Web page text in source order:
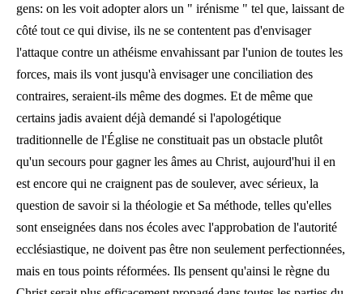
gens: on les voit adopter alors un " irénisme " tel que, laissant de
côté tout ce qui divise, ils ne se contentent pas d'envisager
l'attaque contre un athéisme envahissant par l'union de toutes les
forces, mais ils vont jusqu'à envisager une conciliation des
contraires, seraient-ils même des dogmes. Et de même que
certains jadis avaient déjà demandé si l'apologétique
traditionnelle de l'Église ne constituait pas un obstacle plutôt
qu'un secours pour gagner les âmes au Christ, aujourd'hui il en
est encore qui ne craignent pas de soulever, avec sérieux, la
question de savoir si la théologie et Sa méthode, telles qu'elles
sont enseignées dans nos écoles avec l'approbation de l'autorité
ecclésiastique, ne doivent pas être non seulement perfectionnées,
mais en tous points réformées. Ils pensent qu'ainsi le règne du